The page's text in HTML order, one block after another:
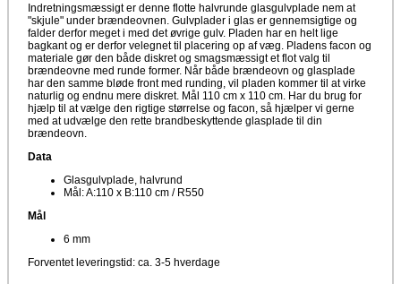
Indretningsmæssigt er denne flotte halvrunde glasgulvplade nem at
"skjule" under brændeovnen. Gulvplader i glas er gennemsigtige og
falder derfor meget i med det øvrige gulv. Pladen har en helt lige
bagkant og er derfor velegnet til placering op af væg. Pladens facon og
materiale gør den både diskret og smagsmæssigt et flot valg til
brændeovne med runde former. Når både brændeovn og glasplade
har den samme bløde front med runding, vil pladen kommer til at virke
naturlig og endnu mere diskret. Mål 110 cm x 110 cm. Har du brug for
hjælp til at vælge den rigtige størrelse og facon, så hjælper vi gerne
med at udvælge den rette brandbeskyttende glasplade til din
brændeovn.
Data
Glasgulvplade, halvrund
Mål: A:110 x B:110 cm / R550
Mål
6 mm
Forventet leveringstid: ca. 3-5 hverdage